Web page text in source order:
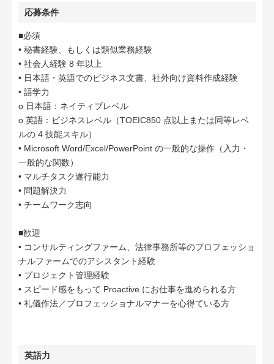
応募条件
■必須
• 秘書経験、もしくは類似業務経験
• 社会人経験 8 年以上
• 日本語・英語でのビジネス文書、社外向け資料作成経験
• 語学力
o 日本語：ネイティブレベル
o 英語：ビジネスレベル（TOEIC850 点以上または同等レベ
ルの 4 技能スキル）
• Microsoft Word/Excel/PowerPoint の一般的な操作（入力・
一般的な関数）
• マルチタスク遂行能力
• 問題解決力
• チームワーク志向
■歓迎
• コンサルティングファーム、法律事務所等のプロフェッショ
ナルファームでのアシスタント経験
• プロジェクト管理経験
• スピード感をもって Proactive にお仕事を進められる方
• 礼儀作法／プロフェッショナルマナーを心得ている方
英語力